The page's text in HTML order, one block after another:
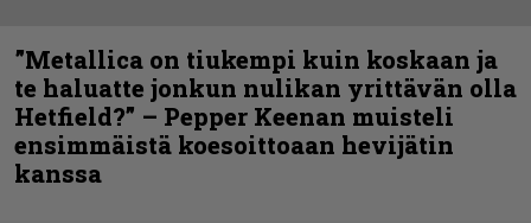
”Metallica on tiukempi kuin koskaan ja
te haluatte jonkun nulikan yrittävän olla
Hetfield?” – Pepper Keenan muisteli
ensimmäistä koesoittoaan hevijätin
kanssa